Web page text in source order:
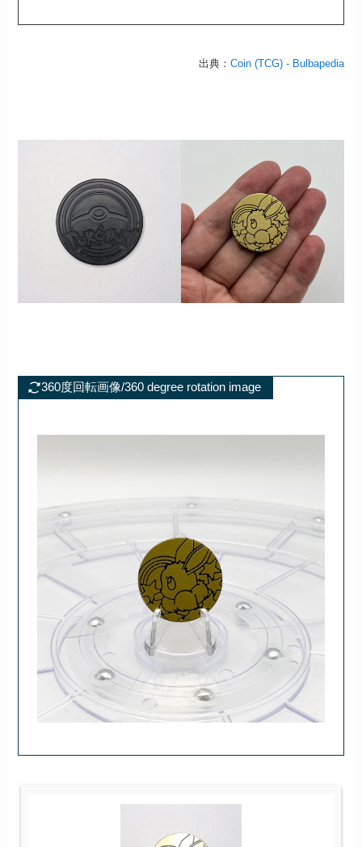
出典： Coin (TCG) - Bulbapedia
360度回転画像/360 degree rotation image